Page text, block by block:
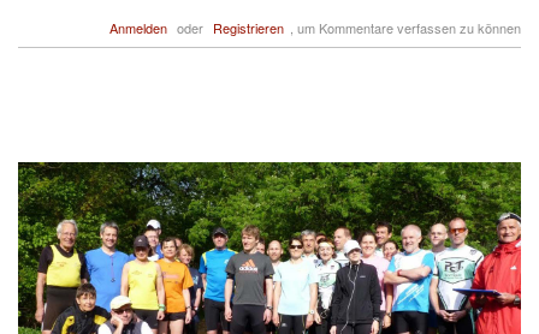
Anmelden oder Registrieren , um Kommentare verfassen zu können